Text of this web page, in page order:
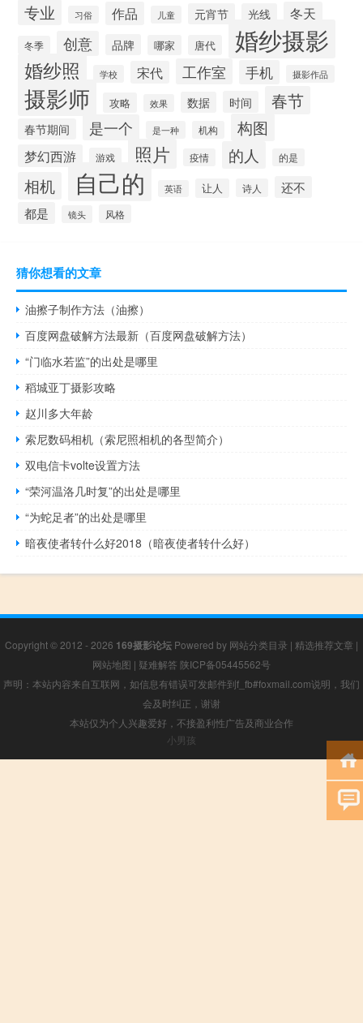
专业 习俗 作品 儿童 元宵节 光线 冬天
冬季 创意 品牌 哪家 唐代 婚纱摄影
婚纱照 学校 宋代 工作室 手机 摄影作品
摄影师 攻略 效果 数据 时间 春节
春节期间 是一个 是一种 机构 构图
梦幻西游 游戏 照片 疫情 的人 的是
相机 自己的 英语 让人 诗人
还不
都是
镜头 风格
猜你想看的文章
油擦子制作方法（油擦）
百度网盘破解方法最新（百度网盘破解方法）
“门临水若监”的出处是哪里
稻城亚丁摄影攻略
赵川多大年龄
索尼数码相机（索尼照相机的各型简介）
双电信卡volte设置方法
“荣河温洛几时复”的出处是哪里
“为蛇足者”的出处是哪里
暗夜使者转什么好2018（暗夜使者转什么好）
Copyright © 2012 - 2026 169摄影论坛 Powered by 网站分类目录 | 精选推荐文章 |
网站地图 | 疑难解答 陕ICP备05445562号
声明：本站内容来自互联网，如信息有错误可发邮件到f_fb#foxmail.com说明，我们
会及时纠正，谢谢
本站仅为个人兴趣爱好，不接盈利性广告及商业合作
小男孩